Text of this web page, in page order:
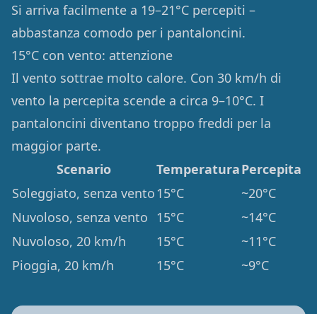
Si arriva facilmente a 19–21°C percepiti –
abbastanza comodo per i pantaloncini.
15°C con vento: attenzione
Il vento sottrae molto calore. Con 30 km/h di
vento la percepita scende a circa 9–10°C. I
pantaloncini diventano troppo freddi per la
maggior parte.
Scenario
TemperaturaPercepita
Soleggiato, senza vento 15°C
~20°C
Nuvoloso, senza vento
15°C
~14°C
Nuvoloso, 20 km/h
15°C
~11°C
Pioggia, 20 km/h
15°C ~9°C